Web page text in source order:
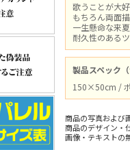
歌うことが大
もちろん両面
一生懸命な来
耐久性のある
製品スペック
150×50cm /
商品の写真および
商品のデザイン・
画像・テキストの